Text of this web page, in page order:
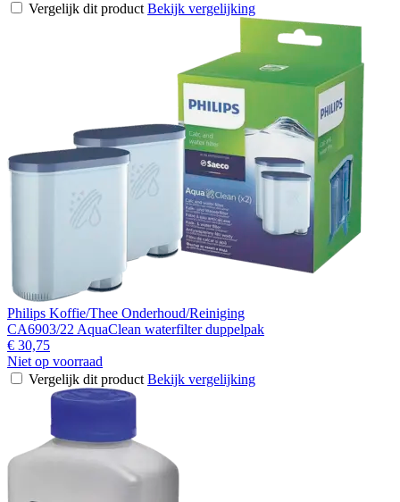
Vergelijk dit product Bekijk vergelijking
Philips Koffie/Thee Onderhoud/Reiniging
CA6903/22 AquaClean waterfilter duppelpak
€ 30,75
Niet op voorraad
Vergelijk dit product Bekijk vergelijking